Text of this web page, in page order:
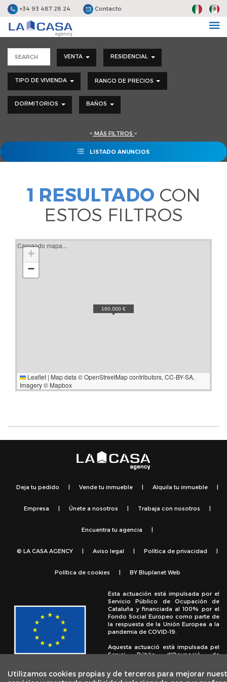
Utilizamos cookies propias y de terceros para mejorar
+34 93 487 28 24 Contacto
VENTA RESIDENCIAL
TIPO DE VIVIENDA RANGO DE PRECIOS
DORMITORIOS BAÑOS
MÁS FILTROS
LISTADO ANUNCIOS
1 RESULTADO CON
ESTOS FILTROS
Cargando mapa...
160.000 €
+
−
Leaflet | Map data ©OpenStreetMapcontributors, CC-BY-SA,
Imagery © Mapbox
Deja tu pedido | Vende tu inmueble | Alquila tu inmueble |
Empresa | Únete a nosotros | Trabaja con nosotros |
Encuentra tu agencia |
© LA CASA AGENCY | Aviso legal | Política de privacidad |
Política de cookies | BY Bluplanet Web
Esta actuación está impulsada por el
Servicio Público de Ocupación de
Cataluña y financiada al 100% por el
Fondo Social Europeo como parte de
la respuesta de la Unión Europea a la
pandemia de COVID-19.
Aquesta actuació està impulsada pel
Servei Públic d'Ocupació de
Fons Social Europeu com a part de la
resposta de la Unió Europea a la